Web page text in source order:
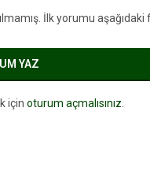
İlk yorumu aşağıdaki
YAZ
için oturum açmalısınız